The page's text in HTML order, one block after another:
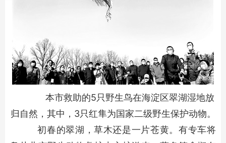
本市救助的5只野生鸟在海淀区翠湖湿地放
归自然，其中，3只红隼为国家二级野生保护动物。
初春的翠湖，草木还是一片苍黄。有专车将